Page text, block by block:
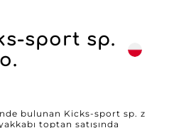
sport sp.
bulunan Kicks-sport sp. z
toptan satışında